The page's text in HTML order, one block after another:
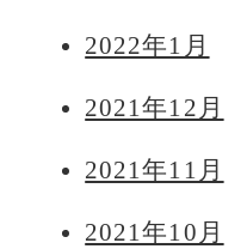
2022年1月
2021年12月
2021年11月
2021年10月